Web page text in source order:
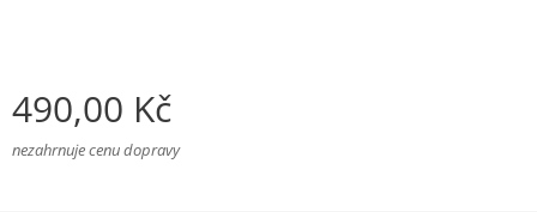
490,00 Kč
nezahrnuje cenu dopravy